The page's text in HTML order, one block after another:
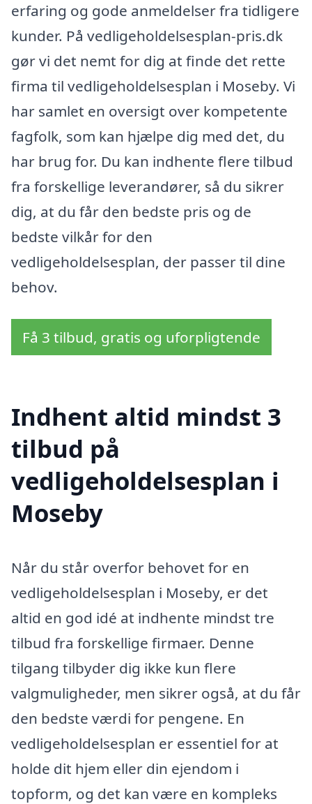
erfaring og gode anmeldelser fra tidligere
kunder. På vedligeholdelsesplan-pris.dk
gør vi det nemt for dig at finde det rette
firma til vedligeholdelsesplan i Moseby. Vi
har samlet en oversigt over kompetente
fagfolk, som kan hjælpe dig med det, du
har brug for. Du kan indhente flere tilbud
fra forskellige leverandører, så du sikrer
dig, at du får den bedste pris og de
bedste vilkår for den
vedligeholdelsesplan, der passer til dine
behov.
Få 3 tilbud, gratis og uforpligtende
Indhent altid mindst 3
tilbud på
vedligeholdelsesplan i
Moseby
Når du står overfor behovet for en
vedligeholdelsesplan i Moseby, er det
altid en god idé at indhente mindst tre
tilbud fra forskellige firmaer. Denne
tilgang tilbyder dig ikke kun flere
valgmuligheder, men sikrer også, at du får
den bedste værdi for pengene. En
vedligeholdelsesplan er essentiel for at
holde dit hjem eller din ejendom i
topform, og det kan være en kompleks